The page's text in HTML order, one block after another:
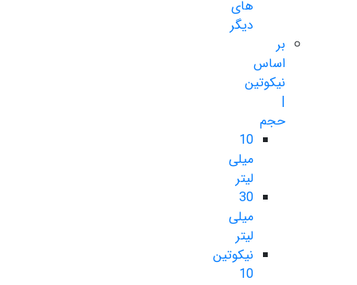
های
دیگر
بر
اساس
نیکوتین
|
حجم
10
میلی
لیتر
30
میلی
لیتر
نیکوتین
10